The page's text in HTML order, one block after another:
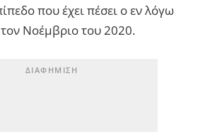
που έχει πέσει ο εν λόγω
Νοέμβριο του 2020.